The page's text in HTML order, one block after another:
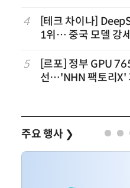
4
[테크 차이나]
1위… 중국 모델 강
순위)
5
[르포] 정부 GPU
선…'NHN 팩토리X'
주요 행사 ❯